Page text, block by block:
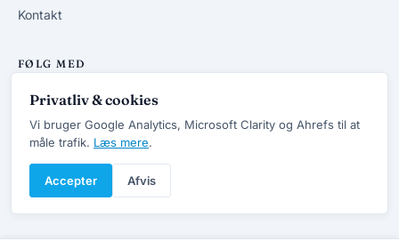
Kontakt
FØLG MED
RSS-feed
© 2013-2026 DanskVVSforum.dk
Privatliv & cookies
Vi bruger Google Analytics, Microsoft Clarity og Ahrefs til at
måle trafik. Læs mere.
Accepter Afvis